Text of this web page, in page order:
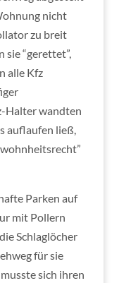
nicht
zu breit
“gerettet”,
alle Kfz
Halter wandten
auflaufen ließ,
Parken auf
mit Pollern
Schlaglöcher
für sie
sich ihren